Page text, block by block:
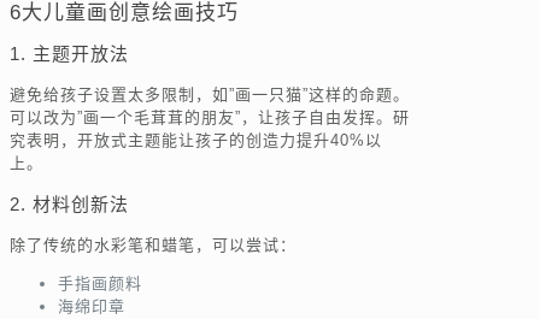
6大儿童画创意绘画技巧
1. 主题开放法
避免给孩子设置太多限制，如”画一只猫”这样的命题。
可以改为”画一个毛茸茸的朋友”，让孩子自由发挥。研
究表明，开放式主题能让孩子的创造力提升40%以
上。
2. 材料创新法
除了传统的水彩笔和蜡笔，可以尝试：
手指画颜料
海绵印章